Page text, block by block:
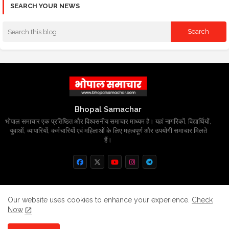
SEARCH YOUR NEWS
Bhopal Samachar
भोपाल समाचार एक प्रतिष्ठित और विश्वसनीय समाचार माध्यम है। यहां नागरिकों, विद्यार्थियों,
युवाओं, व्यापारियों, कर्मचारियों एवं महिलाओं के लिए महत्वपूर्ण और उपयोगी समाचार मिलते
हैं।
Home About Contact us
Privacy Policy
Our website uses cookies to enhance your experience. Check
Now